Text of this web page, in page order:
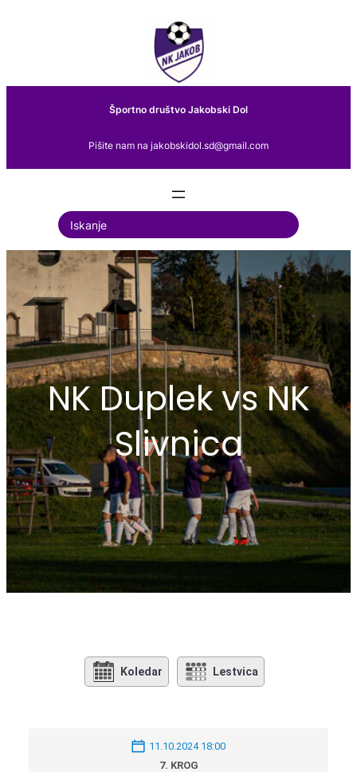
Športno društvo Jakobski Dol
Pišite nam na jakobskidol.sd@gmail.com
S
e
a
r
c
h
NK Duplek vs NK
Slivnica
Koledar Lestvica
11.10.2024 18:00
7. KROG